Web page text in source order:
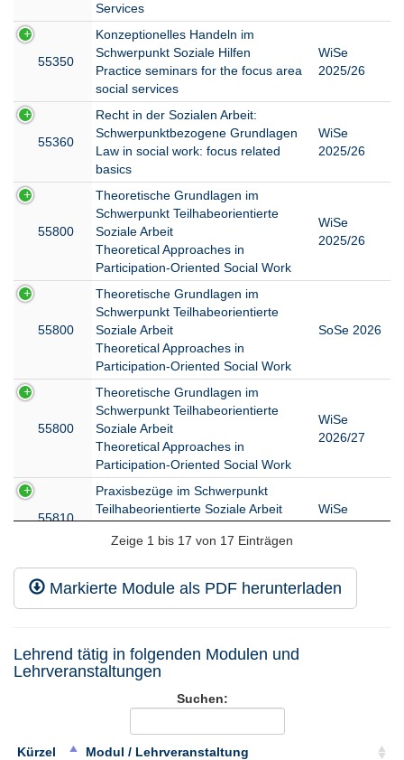
Services
55350
Konzeptionelles Handeln im
Schwerpunkt Soziale Hilfen
Practice seminars for the focus area
social services
WiSe
2025/26
55360
Recht in der Sozialen Arbeit:
Schwerpunktbezogene Grundlagen
Law in social work: focus related
basics
WiSe
2025/26
55800
Theoretische Grundlagen im
Schwerpunkt Teilhabeorientierte
Soziale Arbeit
Theoretical Approaches in
Participation-Oriented Social Work
WiSe
2025/26
55800
Theoretische Grundlagen im
Schwerpunkt Teilhabeorientierte
Soziale Arbeit
Theoretical Approaches in
Participation-Oriented Social Work
SoSe 2026
55800
Theoretische Grundlagen im
Schwerpunkt Teilhabeorientierte
Soziale Arbeit
Theoretical Approaches in
Participation-Oriented Social Work
WiSe
2026/27
55810
Praxisbezüge im Schwerpunkt
Teilhabeorientierte Soziale Arbeit
Participation-Oriented Social Work
WiSe
55810
Praxisbezüge im Schwerpunkt
Teilhabeorientierte Soziale Arbeit
Practice Seminars for the focus area
WiSe
2026/27
55810
Praxisbezüge im Schwerpunkt
Teilhabeorientierte Soziale Arbeit
Participation-Oriented Social Work
Auswertung Praktikum II im
Schwerpunkt Teilhabeorientierte
Zeige 1 bis 17 von 17 Einträgen
Markierte Module als PDF herunterladen
Lehrend tätig in folgenden Modulen und
Lehrveranstaltungen
Suchen:
Kürzel
Modul / Lehrveranstaltung